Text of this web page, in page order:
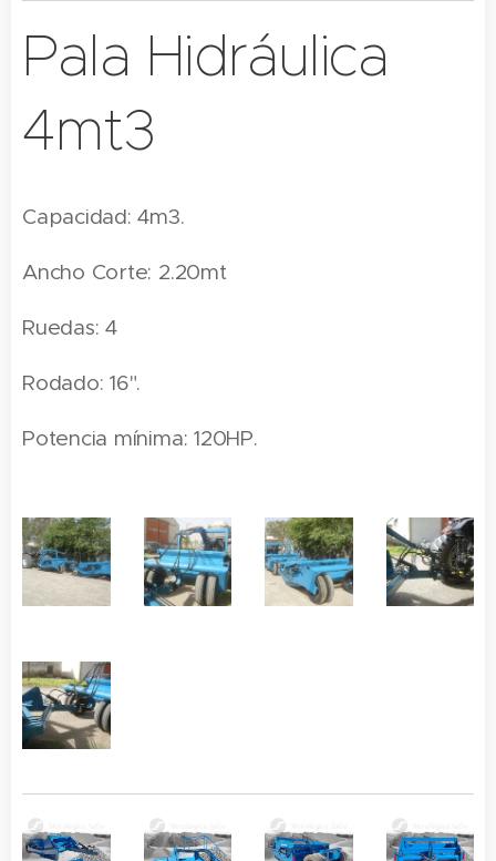
Pala Hidráulica
4mt3
Capacidad: 4m3.
Ancho Corte: 2.20mt
Ruedas: 4
Rodado: 16".
Potencia mínima: 120HP.